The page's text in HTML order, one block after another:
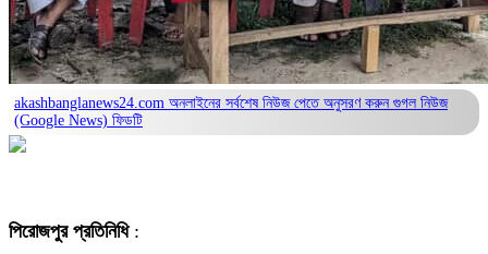
akashbanglanews24.com অনলাইনের সর্বশেষ নিউজ পেতে অনুসরণ করুন গুগল নিউজ
(Google News) ফিডটি
পিরোজপুর প্রতিনিধি: